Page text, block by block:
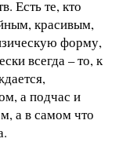
Есть те, кто
красивым,
форму,
всегда – то, к
а подчас и
а в самом что